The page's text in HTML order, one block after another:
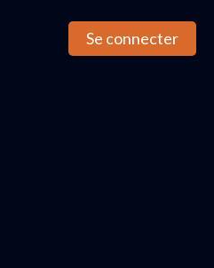
Se connecter